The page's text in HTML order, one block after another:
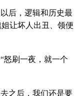
后，逻辑和历史最
让坏人出丑、领便
怒刷一夜，就一个
之后，我们还是要